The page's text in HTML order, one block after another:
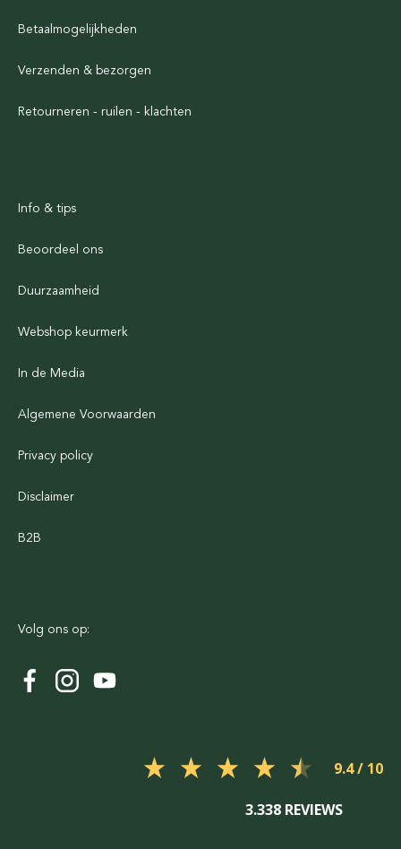
Betaalmogelijkheden
Verzenden & bezorgen
Retourneren - ruilen - klachten
Info & tips
Beoordeel ons
Duurzaamheid
Webshop keurmerk
In de Media
Algemene Voorwaarden
Privacy policy
Disclaimer
B2B
Volg ons op:
9.4
3.338 REVIEWS